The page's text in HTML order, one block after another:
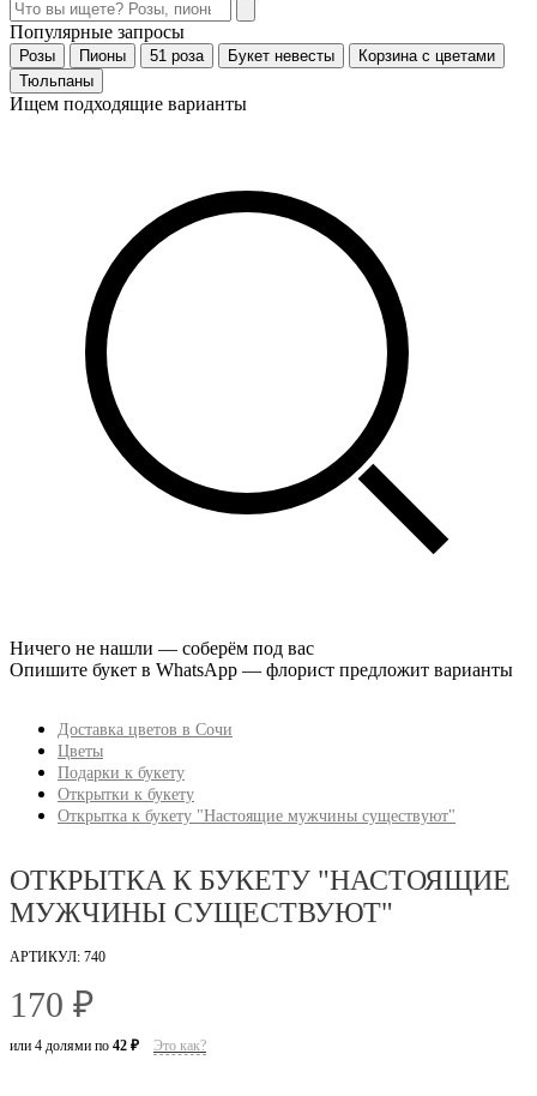
Популярные запросы
Розы Пионы 51 роза Букет невесты
Корзина с цветами
Тюльпаны
Ищем подходящие варианты
Ничего не нашли — соберём под вас
Опишите букет в WhatsApp — флорист предложит варианты
Доставка цветов в Сочи
Цветы
Подарки к букету
Открытки к букету
Открытка к букету "Настоящие мужчины существуют"
ОТКРЫТКА К БУКЕТУ "НАСТОЯЩИЕ
МУЖЧИНЫ СУЩЕСТВУЮТ"
АРТИКУЛ: 740
170 ₽
или 4 долями по 42 ₽ Это как?